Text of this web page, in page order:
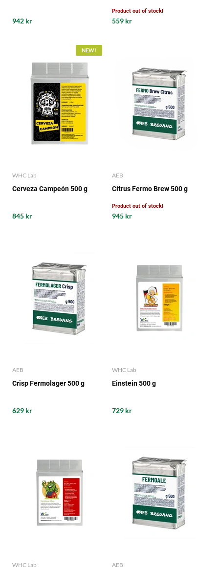
942 kr
Product out of stock!
559 kr
NEW!
WHC Lab
Cerveza Campeón 500 g
845 kr
AEB
Citrus Fermo Brew 500 g
Product out of stock!
945 kr
AEB
Crisp Fermolager 500 g
629 kr
WHC Lab
Einstein 500 g
729 kr
WHC Lab AEB